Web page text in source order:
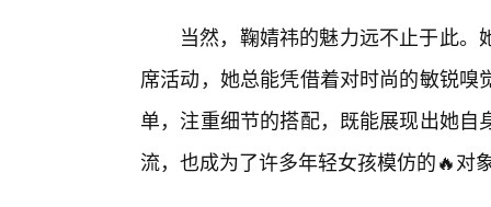
当然，鞠婧祎的魅力远不止于此
席活动，她总能凭借着对时尚的敏锐
单，注重细节的搭配，既能展现出她
流，也成为了许多年轻女孩模仿的🔥对